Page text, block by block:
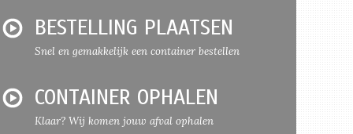
BESTELLING PLAATSEN
Snel en gemakkelijk een container bestellen
CONTAINER OPHALEN
Klaar? Wij komen jouw afval ophalen